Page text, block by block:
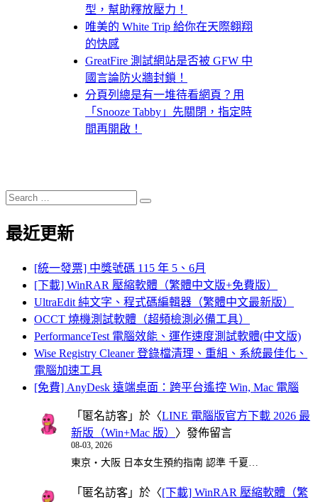
型，幫助釋放壓力！
唯美的 White Trip 給你在天際翱翔
的快感
GreatFire 測試網站是否被 GFW 中
國言論防火牆封鎖！
分頁列總是有一堆待看網頁？用
「Snooze Tabby」先關閉，指定時
間再開啟！
Search
for:
Search
最近更新
[統一發票] 中獎號碼 115 年 5、6月
[下載] WinRAR 壓縮軟體（繁體中文版+免費版）
UltraEdit 純文字、程式碼編輯器（繁體中文最新版）
OCCT 燒機測試軟體（超頻檢測必備工具）
PerformanceTest 電腦效能、運作速度測試軟體(中文版)
Wise Registry Cleaner 登錄檔清理、重組、系統最佳化、
電腦加速工具
[免費] AnyDesk 遠端桌面：跨平台遙控 Win, Mac 電腦
「 匿名訪客 」於〈LINE 電腦版官方下載 2026 最
新版（Win+Mac 版） 〉發佈留言
08-03, 2026
東京・大阪 日本女生預約指南 認準 千夏…
「 匿名訪客 」於〈[下載] WinRAR 壓縮軟體（繁